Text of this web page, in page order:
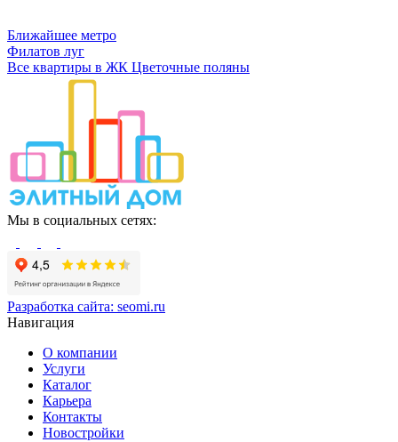
Ближайшее метро
Филатов луг
Все квартиры в ЖК Цветочные поляны
Мы в социальных сетях:
Разработка сайта: seomi.ru
Навигация
О компании
Услуги
Каталог
Карьера
Контакты
Новостройки